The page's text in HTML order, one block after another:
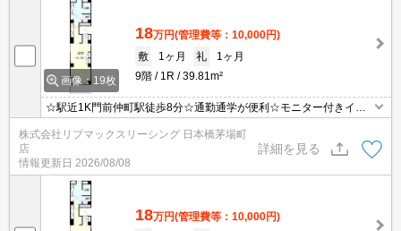
画像：19枚
18万円(管理費等：10,000円)
敷
1ヶ月 礼
1ヶ月
9階
1R 39.81m²
☆駅近1K門前仲町駅徒歩8分☆通勤通学が便利☆モニター付きイン
ターホン・オートロックで設備充実☆
株式会社リブマックスリーシング 日本橋茅場町
店
情報更新日 2026/08/08
詳細を見る
18万円(管理費等：10,000円)